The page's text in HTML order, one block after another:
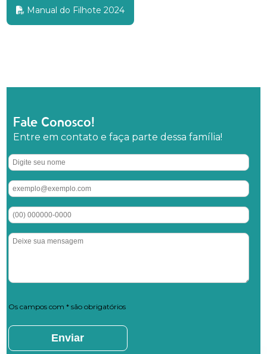
Manual do Filhote 2024
Fale Conosco!
Entre em contato e faça parte dessa família!
Os campos com * são obrigatórios